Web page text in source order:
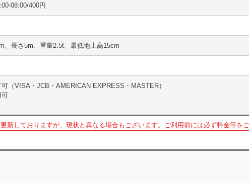
08:00/400円
、長さ5m、重量2.5t、最低地上高15cm
（VISA・JCB・AMERICAN EXPRESS・MASTER）
可
新しておりますが、現状と異なる場合もございます。ご利用前には必ず料金等をご